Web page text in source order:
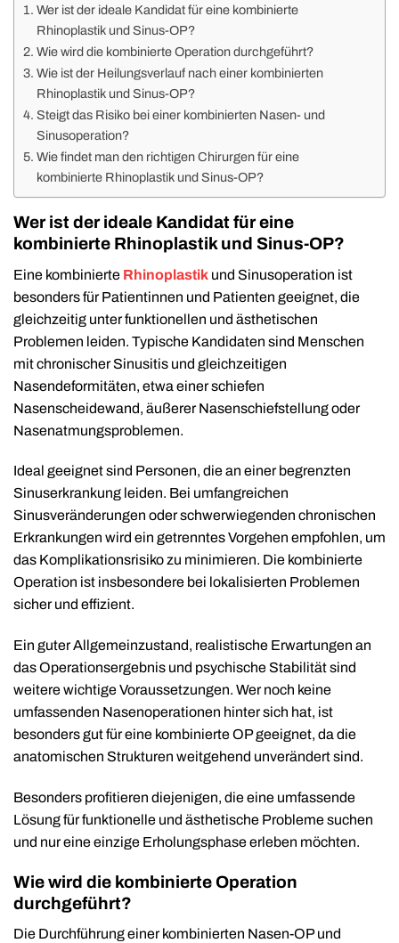
Wer ist der ideale Kandidat für eine kombinierte
Rhinoplastik und Sinus-OP?
Wie wird die kombinierte Operation durchgeführt?
Wie ist der Heilungsverlauf nach einer kombinierten
Rhinoplastik und Sinus-OP?
Steigt das Risiko bei einer kombinierten Nasen- und
Sinusoperation?
Wie findet man den richtigen Chirurgen für eine
kombinierte Rhinoplastik und Sinus-OP?
Wer ist der ideale Kandidat für eine
kombinierte Rhinoplastik und Sinus-OP?
Eine kombinierte Rhinoplastik und Sinusoperation ist
besonders für Patientinnen und Patienten geeignet, die
gleichzeitig unter funktionellen und ästhetischen
Problemen leiden. Typische Kandidaten sind Menschen
mit chronischer Sinusitis und gleichzeitigen
Nasendeformitäten, etwa einer schiefen
Nasenscheidewand, äußerer Nasenschiefstellung oder
Nasenatmungsproblemen.
Ideal geeignet sind Personen, die an einer begrenzten
Sinuserkrankung leiden. Bei umfangreichen
Sinusveränderungen oder schwerwiegenden chronischen
Erkrankungen wird ein getrenntes Vorgehen empfohlen, um
das Komplikationsrisiko zu minimieren. Die kombinierte
Operation ist insbesondere bei lokalisierten Problemen
sicher und effizient.
Ein guter Allgemeinzustand, realistische Erwartungen an
das Operationsergebnis und psychische Stabilität sind
weitere wichtige Voraussetzungen. Wer noch keine
umfassenden Nasenoperationen hinter sich hat, ist
besonders gut für eine kombinierte OP geeignet, da die
anatomischen Strukturen weitgehend unverändert sind.
Besonders profitieren diejenigen, die eine umfassende
Lösung für funktionelle und ästhetische Probleme suchen
und nur eine einzige Erholungsphase erleben möchten.
Wie wird die kombinierte Operation
durchgeführt?
Die Durchführung einer kombinierten Nasen-OP und